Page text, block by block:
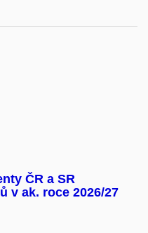
ČR a SR
v ak. roce 2026/27